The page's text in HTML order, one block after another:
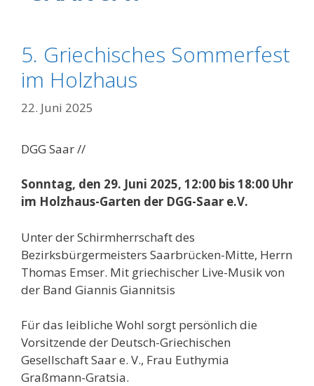
5. Griechisches Sommerfest
im Holzhaus
22. Juni 2025
DGG Saar //
Sonntag, den 29. Juni 2025, 12:00 bis 18:00 Uhr
im Holzhaus-Garten der DGG-Saar e.V.
Unter der Schirmherrschaft des
Bezirksbürgermeisters Saarbrücken-Mitte, Herrn
Thomas Emser. Mit griechischer Live-Musik von
der Band Giannis Giannitsis
Für das leibliche Wohl sorgt persönlich die
Vorsitzende der Deutsch-Griechischen
Gesellschaft Saar e. V., Frau Euthymia
Graßmann-Gratsia.